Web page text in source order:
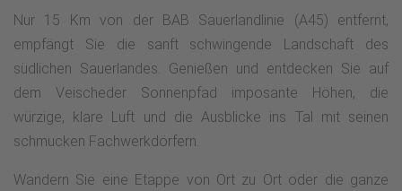
Nur 15 Km von der BAB Sauerlandlinie (A45) entfernt,
empfängt Sie die sanft schwingende Landschaft des
südlichen Sauerlandes. Genießen und entdecken Sie auf
dem Veischeder Sonnenpfad imposante Höhen, die
würzige, klare Luft und die Ausblicke ins Tal mit seinen
schmucken Fachwerkdörfern.
Wandern Sie eine Etappe von Ort zu Ort oder die ganze